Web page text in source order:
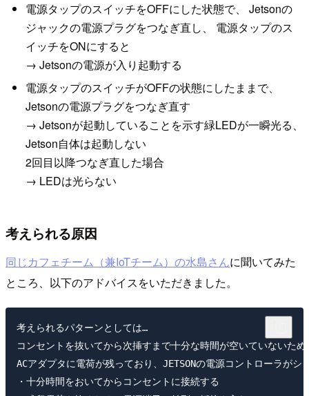
電源タップのスイッチをOFFにした状態で、 Jetsonの
ジャックの電源プラグをつなぎ直し、 電源タップのス
イッチをONにすると
→ Jetsonの電源が入り起動する
電源タップのスイッチがOFFの状態にしたままで、
Jetsonの電源プラグをつなぎ直す
→ Jetsonが起動していることを示す緑LEDが一瞬光る、
Jetson自体は起動しない
2回目以降つなぎ直した場合
→ LEDは光らない
考えられる原因
同じカフェチーム（兼IoTチーム）の水島さんに聞いてみた
ところ、以下のアドバイスをいただきました。
考えられるパターンとしては…
コンセントを抜いてから次挿すまで十分な時間が空いていないため
ACアダプタに電荷が残っており、JETSONの電源コントローラが
・十分時間をおいてからコンセントに接続する